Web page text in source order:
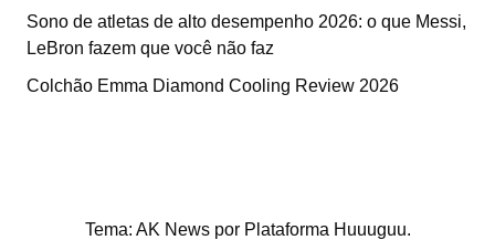
Sono de atletas de alto desempenho 2026: o que Messi,
LeBron fazem que você não faz
Colchão Emma Diamond Cooling Review 2026
Tema: AK News por Plataforma Huuuguu.